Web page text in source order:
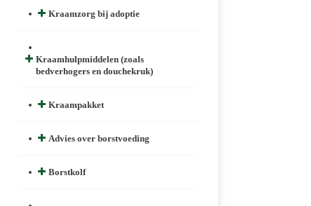
Kraamzorg bij adoptie
Kraamhulpmiddelen (zoals
bedverhogers en douchekruk)
Kraampakket
Advies over borstvoeding
Borstkolf